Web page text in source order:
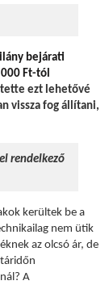
bejárati
Ft-tól
ezt lehetővé
vissza fog állítani,
rendelkező
kerültek be a
nem ütik
az olcsó ár, de
A